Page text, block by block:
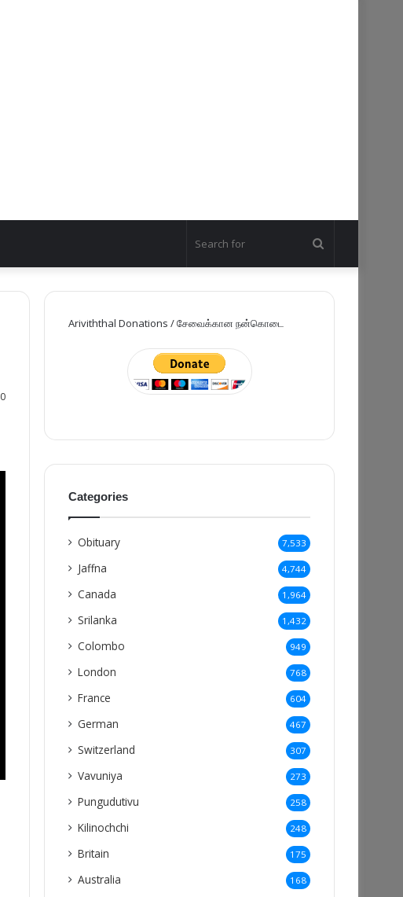
for
0
Ariviththal Donations / சேவைக்கான நன்கொடை
Categories
Obituary 7,533
Jaffna 4,744
Canada 1,964
Srilanka 1,432
Colombo 949
London 768
France 604
German 467
Switzerland 307
Vavuniya 273
Pungudutivu 258
Kilinochchi 248
Britain 175
Australia 168